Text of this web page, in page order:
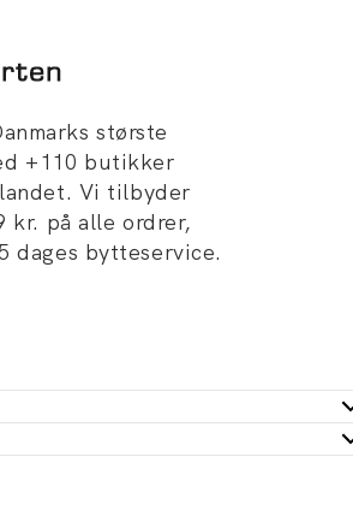
største
+110 butikker
Vi tilbyder
på alle ordrer,
dages bytteservice.